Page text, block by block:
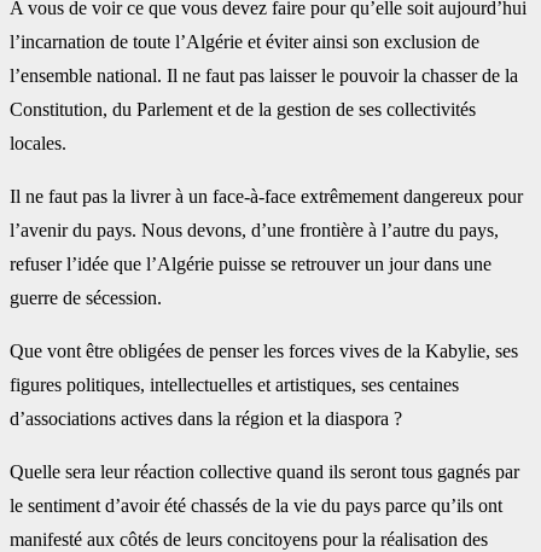
A vous de voir ce que vous devez faire pour qu’elle ‎soit aujourd’hui
l’incarnation de toute l’Algérie et éviter ainsi son exclusion de
l’ensemble national. ‎Il ne faut pas laisser le pouvoir la chasser de la
Constitution, du Parlement et de la gestion de ses ‎collectivités
locales.
Il ne faut pas la livrer à un face-à-face extrêmement dangereux pour
l’avenir du ‎pays. Nous devons, d’une frontière à l’autre du pays,
refuser l’idée que l’Algérie puisse se ‎retrouver un jour dans une
guerre de sécession.‎
Que vont être obligées de penser les forces vives de la Kabylie, ses
figures politiques, intellectuelles ‎et artistiques, ses centaines
d’associations actives dans la région et la diaspora ? ‎
Quelle sera leur réaction collective quand ils seront tous gagnés par
le sentiment d’avoir été ‎chassés de la vie du pays parce qu’ils ont
manifesté aux côtés de leurs concitoyens pour la ‎réalisation des